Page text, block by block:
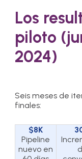
Los
piloto
2024)
Seis meses de
finales:
$8K
Pipeline
nuevo en